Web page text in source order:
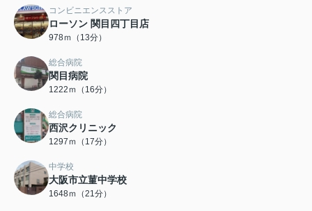
コンビニエンスストア
ローソン 関目四丁目店
978ｍ（13分）
総合病院
関目病院
1222ｍ（16分）
総合病院
西沢クリニック
1297ｍ（17分）
中学校
大阪市立菫中学校
1648ｍ（21分）